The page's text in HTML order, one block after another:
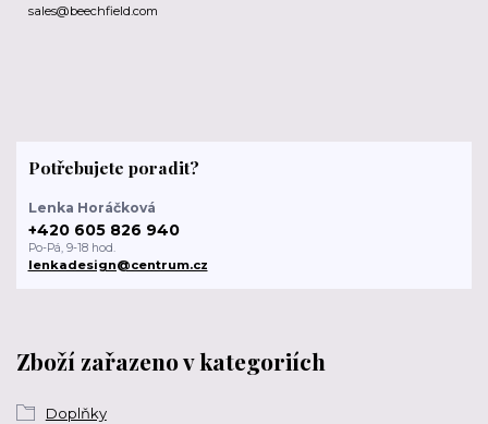
sales@beechfield.com
Zboží zařazeno v kategoriích
Doplňky
Potřebujete poradit?
Lenka Horáčková
+420 605 826 940
Po-Pá, 9-18 hod.
lenkadesign@centrum.cz